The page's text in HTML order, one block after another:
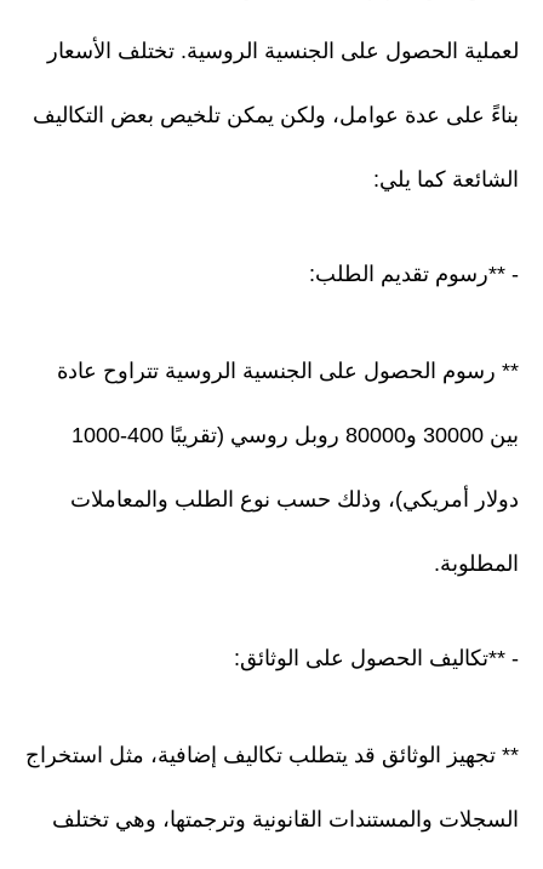
لعملية الحصول على الجنسية الروسية. تختلف الأسعار
بناءً على عدة عوامل، ولكن يمكن تلخيص بعض التكاليف
الشائعة كما يلي:
- **رسوم تقديم الطلب:
** رسوم الحصول على الجنسية الروسية تتراوح عادة
بين 30000 و80000 روبل روسي (تقريبًا 400-1000
دولار أمريكي)، وذلك حسب نوع الطلب والمعاملات
المطلوبة.
- **تكاليف الحصول على الوثائق:
** تجهيز الوثائق قد يتطلب تكاليف إضافية، مثل استخراج
السجلات والمستندات القانونية وترجمتها، وهي تختلف